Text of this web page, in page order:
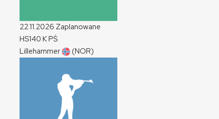
22.11.2026 Zaplanowane
HS140 KPŚ
Lillehammer
(NOR)